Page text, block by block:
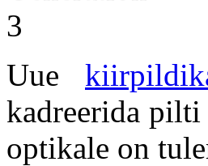
Uue
kadreerida pilti
optikale on